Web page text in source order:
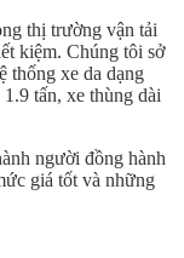
thị trường vận tải
kiệm. Chúng tôi sở
thống xe da dạng
tấn, xe thùng dài
người đồng hành
giá tốt và những